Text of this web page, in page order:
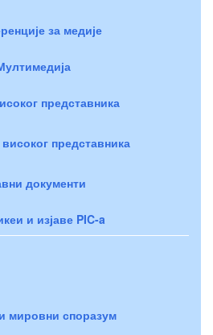
за медије
представника
високог представника
документи
и изјаве PIC-a
мировни споразум